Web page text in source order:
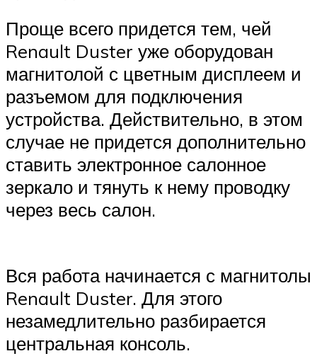
Проще всего придется тем, чей
Renault Duster уже оборудован
магнитолой с цветным дисплеем и
разъемом для подключения
устройства. Действительно, в этом
случае не придется дополнительно
ставить электронное салонное
зеркало и тянуть к нему проводку
через весь салон.
Вся работа начинается с магнитолы
Renault Duster. Для этого
незамедлительно разбирается
центральная консоль.